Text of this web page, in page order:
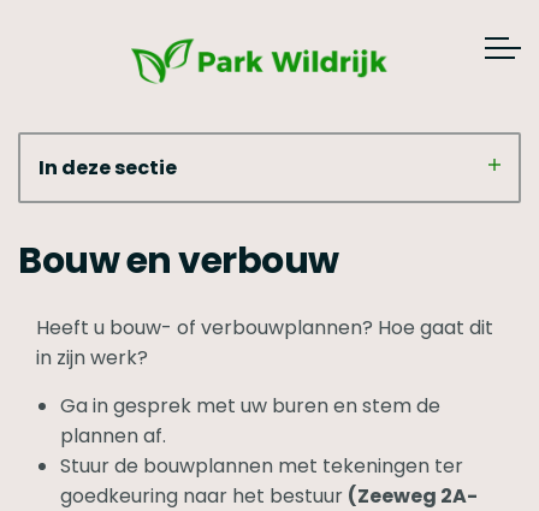
In deze sectie
Bouw en verbouw
Heeft u bouw- of verbouwplannen? Hoe gaat dit
in zijn werk?
Ga in gesprek met uw buren en stem de
plannen af.
Stuur de bouwplannen met tekeningen ter
goedkeuring naar het bestuur (Zeeweg 2A-